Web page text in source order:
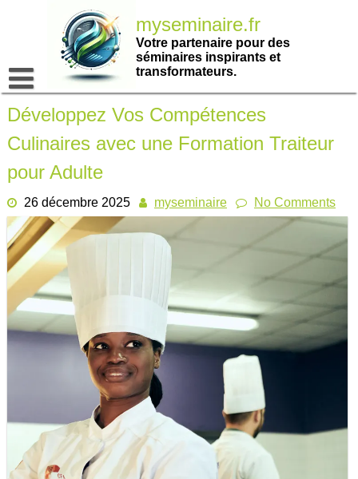
myseminaire.fr
Votre partenaire pour des
séminaires inspirants et
transformateurs.
Développez Vos Compétences
Culinaires avec une Formation Traiteur
pour Adulte
26 décembre 2025 myseminaire No Comments